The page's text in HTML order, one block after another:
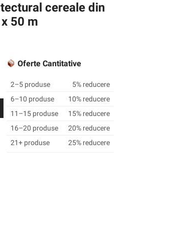
cereale din
50 m
Oferte Cantitative
2–5 produse
5% reducere
6–10 produse
10% reducere
11–15 produse
15% reducere
16–20 produse
20% reducere
21+ produse
25% reducere